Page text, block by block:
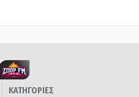
ΚΑΤΗΓΟΡΙΕΣ